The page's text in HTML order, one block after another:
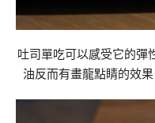
吐司單吃可以感受它的彈
油反而有畫龍點睛的效